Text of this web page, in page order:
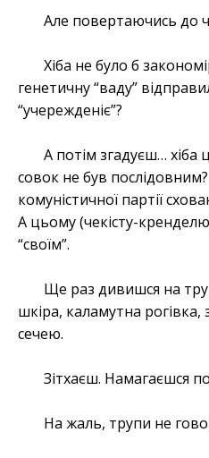
Але повертаючись до
Хіба не було б
генетичну “ваду”
“учережденіє”?
А потім згадуєш…
совок не був
комуністичної партії
А цьому (чекісту-
“своїм”.
Ще раз дивишся на
шкіра, каламутна
сечею.
Зітхаєш. Намагаєшся
На жаль, трупи не